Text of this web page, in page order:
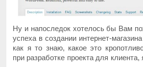
Ну и напоследок хотелось бы Вам
успеха в создании интернет-
как я то знаю, какое это
при разработке проекта для